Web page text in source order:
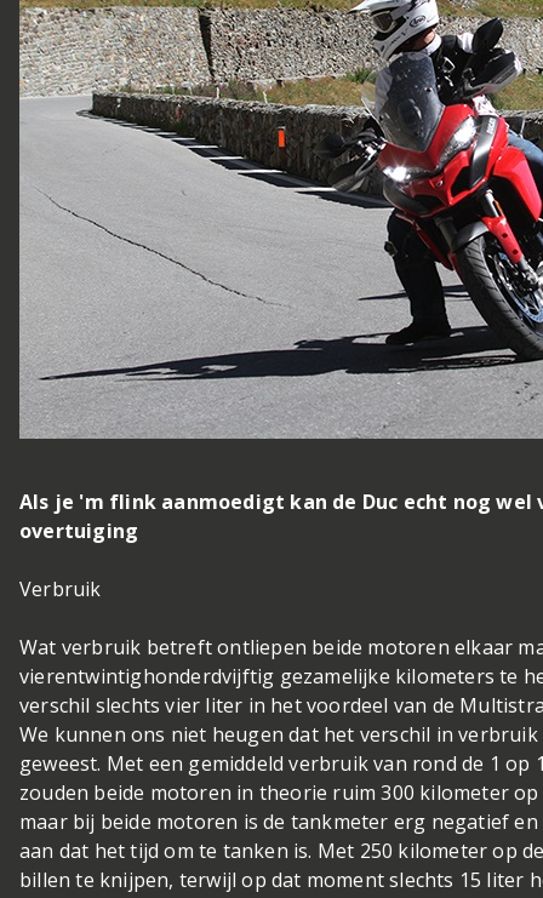
Als je 'm flink aanmoedigt kan de Duc echt nog
overtuiging
Verbruik
Wat verbruik betreft ontliepen beide motoren elkaar
vierentwintighonderdvijftig gezamelijke kilometers te
verschil slechts vier liter in het voordeel van de
We kunnen ons niet heugen dat het verschil in
geweest. Met een gemiddeld verbruik van rond de 1
zouden beide motoren in theorie ruim 300 kilometer
maar bij beide motoren is de tankmeter erg negatief
aan dat het tijd om te tanken is. Met 250 kilometer op
billen te knijpen, terwijl op dat moment slechts 15 liter